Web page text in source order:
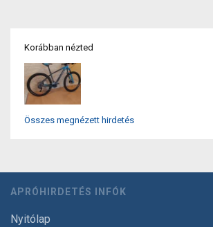
Korábban nézted
Összes megnézett hirdetés
APRÓHIRDETÉS INFÓK
Nyitólap